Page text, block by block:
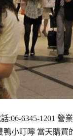
:06-6345-1201 營
小叮嚀 當天購